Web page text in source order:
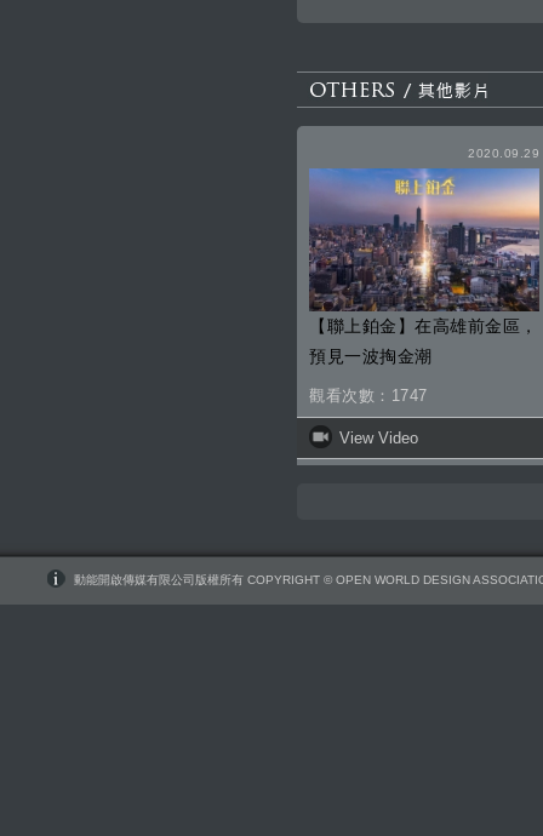
2020.09.29
【聯上鉑金】在高雄前金區，
預見一波掏金潮
觀看次數：1747
View Video
動能開啟傳媒有限公司版權所有 COPYRIGHT © OPEN WORLD DESIGN